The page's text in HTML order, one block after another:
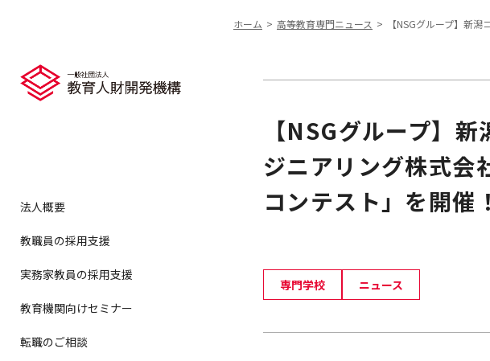
法人概要
教職員の採用支援
実務家教員の採用支援
教育機関向けセミナー
転職のご相談
ホーム 高等教育専門ニュース 【NSGグループ】新
【NSGグループ】
ジニアリング株式会
コンテスト」を開催！
専門学校 ニュース